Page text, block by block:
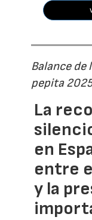
Balance de
pepita
La
en
entre
y la